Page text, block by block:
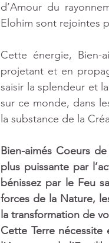
d’Amour du
Elohim sont rejointes
Cette énergie, Bien-
projetant et en
saisir la splendeur et
sur ce monde, dans
la substance de la
Bien-aimés Coeurs
plus puissante par
bénissez par le Feu
forces de la Nature,
la transformation de
Cette Terre